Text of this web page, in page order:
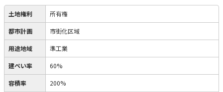
土地権利 所有権
都市計画 市街化区域
用途地域 準工業
建ぺい率 60%
容積率 200%